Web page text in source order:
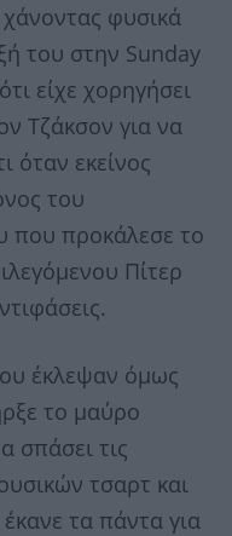
φυσικά
του στην Sunday
είχε χορηγήσει
Τζάκσον για να
όταν εκείνος
του
που προκάλεσε το
Πίτερ
έκλεψαν όμως
το μαύρο
σπάσει τις
τσαρτ και
τα πάντα για